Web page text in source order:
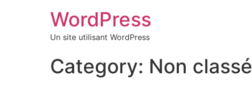
WordPress
Un site utilisant WordPress
Category: Non classé